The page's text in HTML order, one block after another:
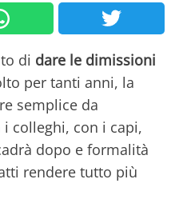
di dare le dimissioni
per tanti anni, la
semplice da
colleghi, con i capi,
dopo e formalità
rendere tutto più